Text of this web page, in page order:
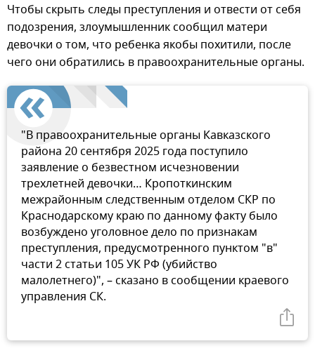
Чтобы скрыть следы преступления и отвести от себя
подозрения, злоумышленник сообщил матери
девочки о том, что ребенка якобы похитили, после
чего они обратились в правоохранительные органы.
"В правоохранительные органы Кавказского
района 20 сентября 2025 года поступило
заявление о безвестном исчезновении
трехлетней девочки… Кропоткинским
межрайонным следственным отделом СКР по
Краснодарскому краю по данному факту было
возбуждено уголовное дело по признакам
преступления, предусмотренного пунктом "в"
части 2 статьи 105 УК РФ (убийство
малолетнего)", – сказано в сообщении краевого
управления СК.